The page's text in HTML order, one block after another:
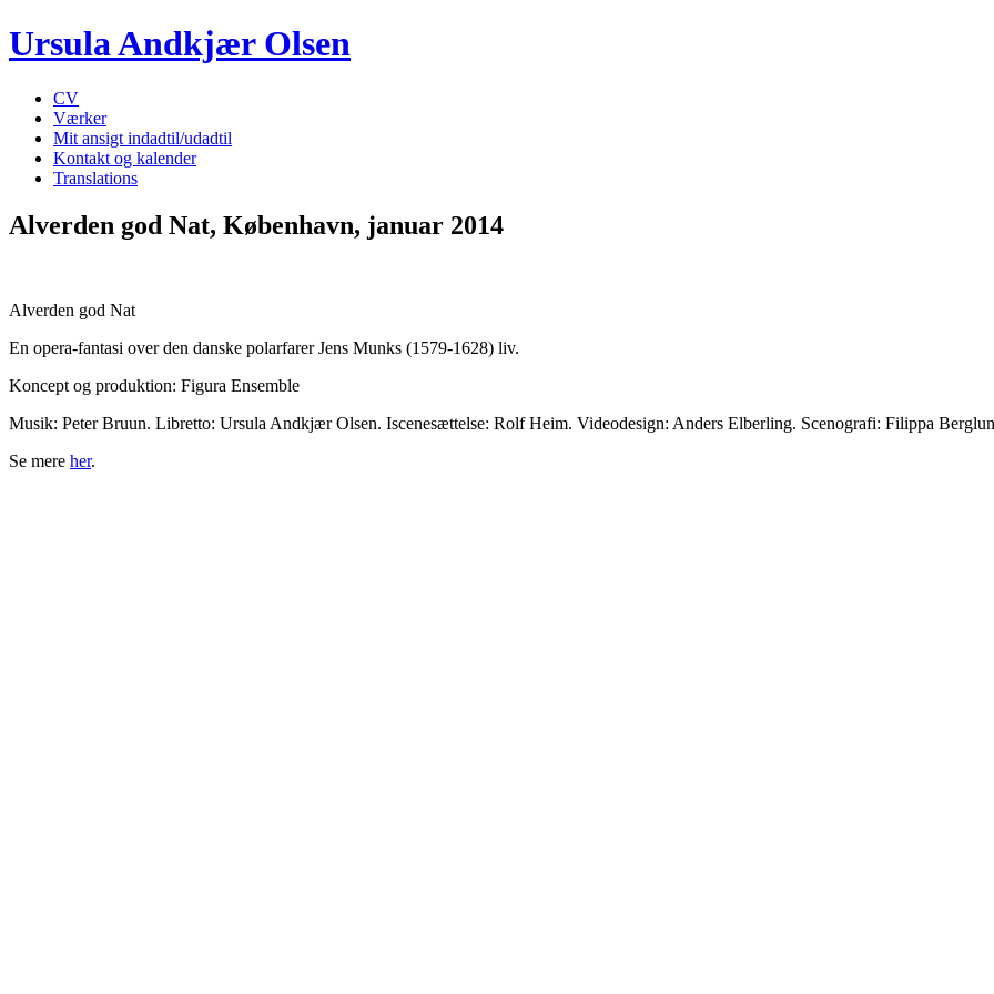
Ursula Andkjær Olsen
CV
Værker
Mit ansigt indadtil/udadtil
Kontakt og kalender
Translations
Alverden god Nat, København, januar 2014
Alverden god Nat
En opera-fantasi over den danske polarfarer Jens Munks (1579-1628) liv.
Koncept og produktion: Figura Ensemble
Musik: Peter Bruun. Libretto: Ursula Andkjær Olsen. Iscenesættelse: Rolf Heim. Videodesign: Anders Elberling. Scenografi: Filippa
Se mere her.